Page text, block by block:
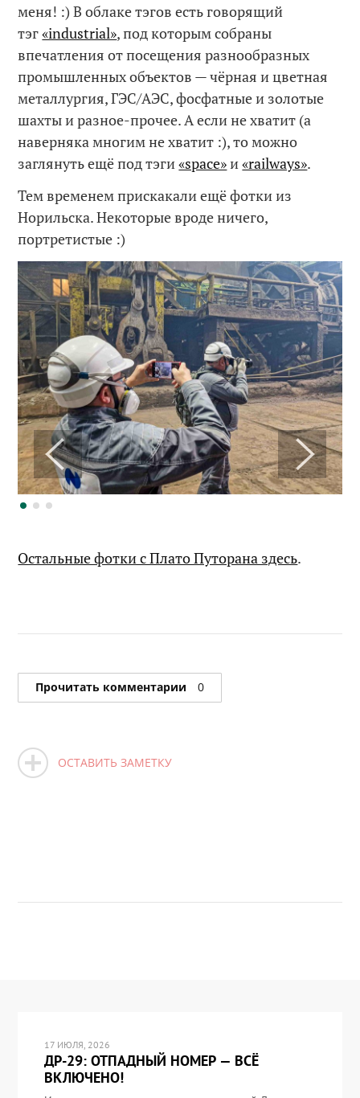
меня! :) В облаке тэгов есть говорящий
тэг«industrial», под которым собраны
впечатления от посещения разнообразных
промышленных объектов — чёрная и цветная
металлургия, ГЭС/АЭС, фосфатные и золотые
шахты и разное-прочее. А если не хватит (а
наверняка многим не хватит :), то можно
заглянуть ещё под тэги«space»и«railways».
Тем временем прискакали ещё фотки из
Норильска. Некоторые вроде ничего,
портретистые :)
Остальные фотки с Плато Путорана здесь.
Прочитать комментарии 0
ОСТАВИТЬ ЗАМЕТКУ
17 ИЮЛЯ, 2026
ДР-29: ОТПАДНЫЙ НОМЕР — ВСЁ
ВКЛЮЧЕНО!